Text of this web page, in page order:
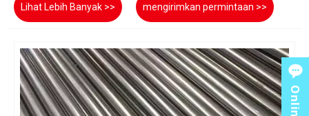
Lihat Lebih Banyak >> mengirimkan permintaan >>